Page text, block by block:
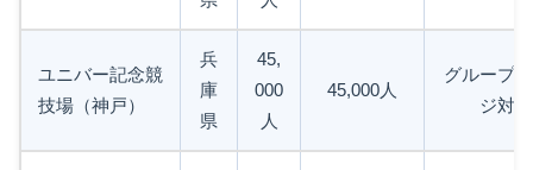
ユニバー記念競
技場（神戸）
兵
庫
県
45,
000
人
45,000人
グループ
ジ対応